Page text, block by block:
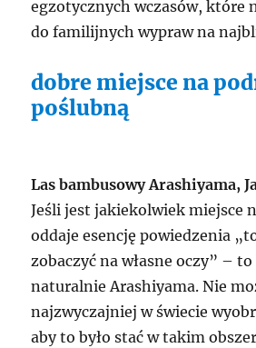
egzotycznych wczasów, które
do familijnych wypraw na
dobre miejsce na
poślubną
Las bambusowy Arashiyama,
Jeśli jest jakiekolwiek miejsce
oddaje esencję powiedzenia
zobaczyć na własne oczy” –
naturalnie Arashiyama. Nie
najzwyczajniej w świecie
aby to było stać w takim